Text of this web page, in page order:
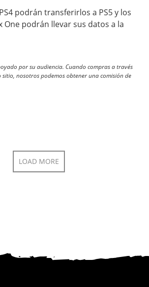
podrán transferirlos a PS5 y los
One podrán llevar sus datos a la
por su audiencia. Cuando compras a través
sitio, nosotros podemos obtener una comisión de
LOAD MORE